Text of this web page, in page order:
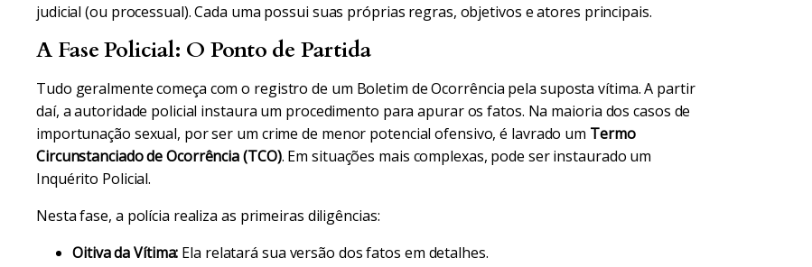
judicial (ou processual). Cada uma possui suas próprias regras, objetivos e atores principais.
A Fase Policial: O Ponto de Partida
Tudo geralmente começa com o registro de um Boletim de Ocorrência pela suposta vítima. A partir
daí, a autoridade policial instaura um procedimento para apurar os fatos. Na maioria dos casos de
importunação sexual, por ser um crime de menor potencial ofensivo, é lavrado um Termo
Circunstanciado de Ocorrência (TCO). Em situações mais complexas, pode ser instaurado um
Inquérito Policial.
Nesta fase, a polícia realiza as primeiras diligências:
Oitiva da Vítima: Ela relatará sua versão dos fatos em detalhes.